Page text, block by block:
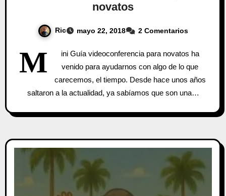
novatos
Ric mayo 22, 2018 2 Comentarios
M
ini Guía videoconferencia para novatos ha
venido para ayudarnos con algo de lo que
carecemos, el tiempo. Desde hace unos años
saltaron a la actualidad, ya sabíamos que son una…